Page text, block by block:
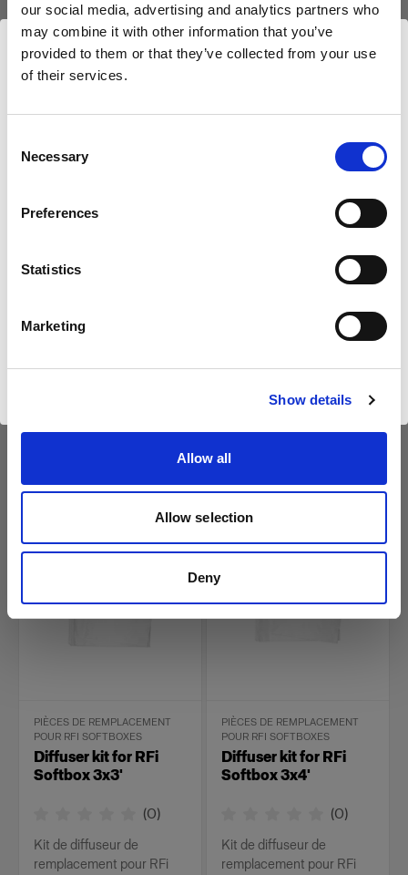
our social media, advertising and analytics partners who
may combine it with other information that you’ve
provided to them or that they’ve collected from your use
of their services.
Selection
Necessary
Preferences
Statistics
Marketing
Show details
Allow all
Allow selection
Deny
Nouspensons
Norway
Langue
(0)
Kit de diffuseur de
remplacement pour RFi
Softbox Strip.
(0)
Kit de diffuseur de
remplacement pour RFi
PIÈCES DE REMPLACEMENT
POUR RFI SOFTBOXES
Softbox 2x3'
PIÈCES DE REMPLACEMENT
Softbox 3' Octa
(0)
remplacement pour RFi
kr 303,20
PIÈCES DE REMPLACEMENT
POUR RFI SOFTBOXES
Diffuser kit for RFi
Softbox 3x3'
(0)
Kit de diffuseur de
remplacement pour RFi
PIÈCES DE REMPLACEMENT
POUR RFI SOFTBOXES
Diffuser kit for RFi
Softbox 3x4'
(0)
Kit de diffuseur de
remplacement pour RFi